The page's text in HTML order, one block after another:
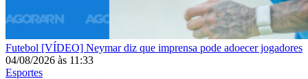
Futebol [VÍDEO] Neymar diz que imprensa pode adoecer jogadores
04/08/2026 às 11:33
Esportes